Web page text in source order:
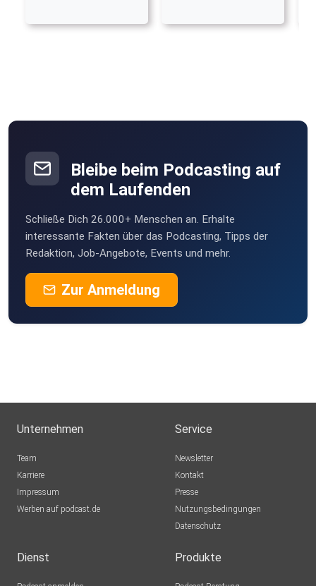
Bleibe beim Podcasting auf
dem Laufenden
Schließe Dich 26.000+ Menschen an. Erhalte
interessante Fakten über das Podcasting, Tipps der
Redaktion, Job-Angebote, Events und mehr.
Zur Anmeldung
Unternehmen
Team
Karriere
Impressum
Werben auf podcast.de
Service
Newsletter
Kontakt
Presse
Nutzungsbedingungen
Datenschutz
Dienst Produkte